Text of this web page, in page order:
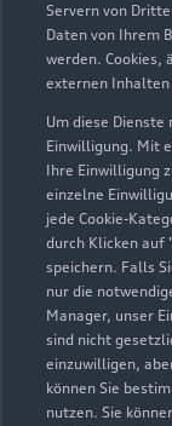
Audi
Sommer
Damit Ihr
passende
Zur Audi
Servern von
Daten von Ihrem
werden. Cookies,
externen Inhalten
Um diese
Einwilligung. Mit
Ihre Einwilligung
einzelne
jede Cookie-
durch Klicken auf
speichern. Falls
nur die
Manager, unser
sind nicht
einzuwilligen,
können Sie
nutzen. Sie